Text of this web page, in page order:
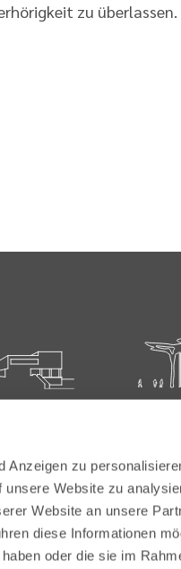
Anzeigen zu
Website zu
Website an unsere
diese Informationen
oder die sie im
zu überlassen.
Carl-
Tel:
Fax: